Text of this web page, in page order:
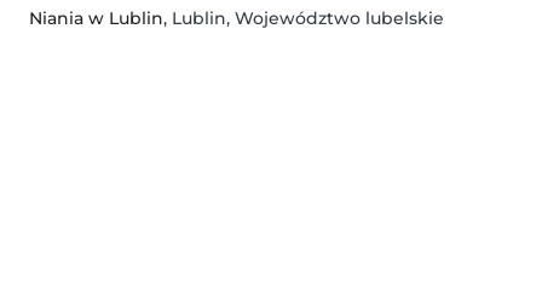
Niania w Lublin, Lublin, Województwo lubelskie